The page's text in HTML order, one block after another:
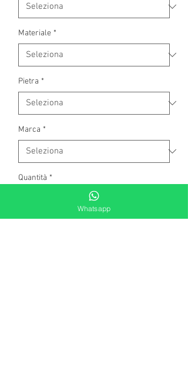
Materiale *
Pietra *
Marca *
Quantità *
Whatsapp